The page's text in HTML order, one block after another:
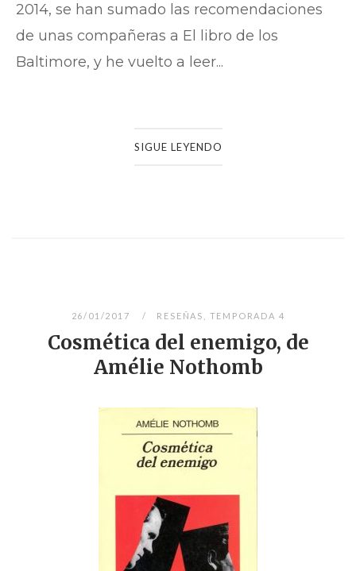
2014, se han sumado las recomendaciones
de unas compañeras a El libro de los
Baltimore, y he vuelto a leer...
SIGUE LEYENDO
26/01/2017 RESEÑAS TEMPORADA 4
Cosmética del enemigo, de
Amélie Nothomb